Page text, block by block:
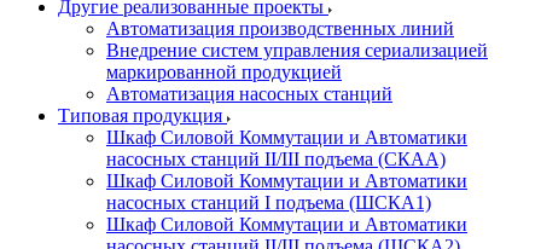
Другие реализованные проекты
Автоматизация производственных линий
Внедрение систем управления сериализацией
маркированной продукцией
Автоматизация насосных станций
Типовая продукция
Шкаф Силовой Коммутации и Автоматики
насосных станций II/III подъема (СКАА)
Шкаф Силовой Коммутации и Автоматики
насосных станций I подъема (ШСКА1)
Шкаф Силовой Коммутации и Автоматики